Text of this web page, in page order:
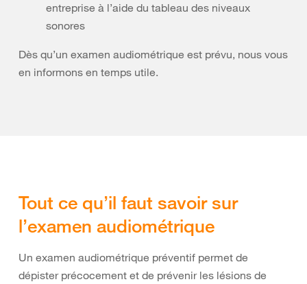
entreprise à l’aide du tableau des niveaux
sonores
Dès qu’un examen audiométrique est prévu, nous vous
en informons en temps utile.
Tout ce qu’il faut savoir sur
l’examen audiométrique
Un examen audiométrique préventif permet de
dépister précocement et de prévenir les lésions de